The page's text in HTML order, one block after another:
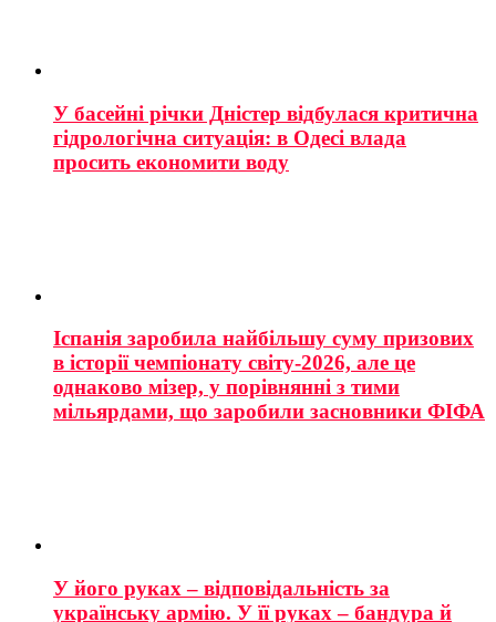
У басейні річки Дністер відбулася критична
гідрологічна ситуація: в Одесі влада
просить економити воду
Іспанія заробила найбільшу суму призових
в історії чемпіонату світу-2026, але це
однаково мізер, у порівнянні з тими
мільярдами, що заробили засновники ФІФА
У його руках – відповідальність за
українську армію. У її руках – бандура й